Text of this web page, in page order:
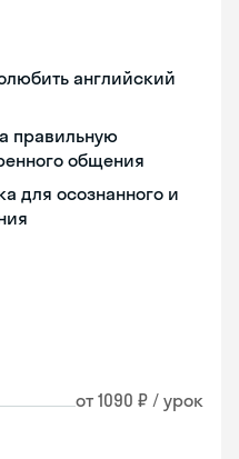
английский
правильную
общения
для осознанного и
от 1090 ₽ / урок